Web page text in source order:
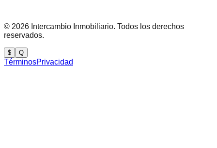
© 2026 Intercambio Inmobiliario. Todos los derechos
reservados.
$ Q
TérminosPrivacidad